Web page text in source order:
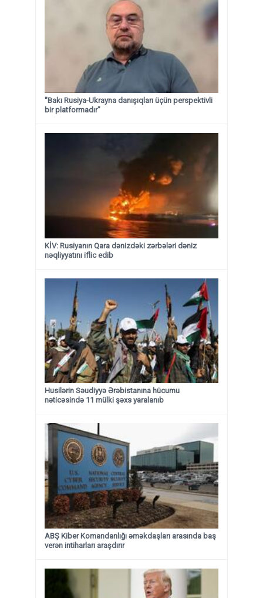
"Bakı Rusiya-Ukrayna danışıqları üçün perspektivli
bir platformadır"
KİV: Rusiyanın Qara dənizdəki zərbələri dəniz
nəqliyyatını iflic edib
Husilərin Səudiyyə Ərəbistanına hücumu
nəticəsində 11 mülki şəxs yaralanıb
ABŞ Kiber Komandanlığı əməkdaşları arasında baş
verən intiharları araşdırır